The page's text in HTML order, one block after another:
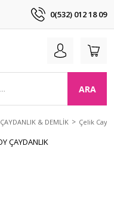
0(532) 012 18 09
ARA
ÇAYDANLIK & DEMLİK Çelik